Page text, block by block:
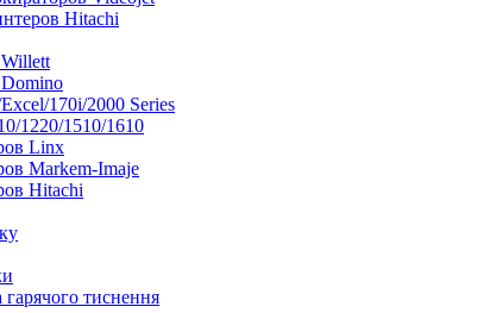
для маркировки продукции
Hitachi
170i/2000 Series
1220/1510/1610
Linx
Markem-Imaje
Hitachi
гарячого тиснення